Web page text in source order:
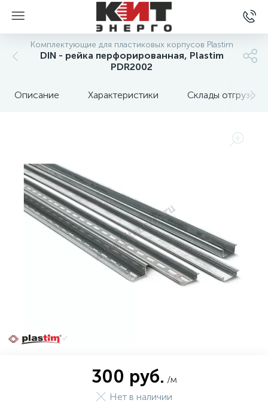
Комплектующие для пластиковых корпусов Plastim
DIN - рейка перфорированная, Plastim
PDR2002
Описание Характеристики Склады отгрузок
300 руб. /м
Нет в наличии